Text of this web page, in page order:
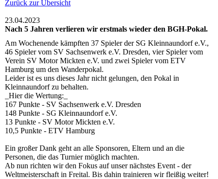
Zurück zur Übersicht
23.04.2023
Nach 5 Jahren verlieren wir erstmals wieder den BGH-Pokal.
Am Wochenende kämpften 37 Spieler der SG Kleinnaundorf e.V.,
46 Spieler vom SV Sachsenwerk e.V. Dresden, vier Spieler vom
Verein SV Motor Mickten e.V. und zwei Spieler vom ETV
Hamburg um den Wanderpokal.
Leider ist es uns dieses Jahr nicht gelungen, den Pokal in
Kleinnaundorf zu behalten.
_Hier die Wertung:_
167 Punkte - SV Sachsenwerk e.V. Dresden
148 Punkte - SG Kleinnaundorf e.V.
13 Punkte - SV Motor Mickten e.V.
10,5 Punkte - ETV Hamburg
Ein großer Dank geht an alle Sponsoren, Eltern und an die
Personen, die das Turnier möglich machten.
Ab nun richten wir den Fokus auf unser nächstes Event - der
Weltmeisterschaft in Freital. Bis dahin trainieren wir fleißig weiter!